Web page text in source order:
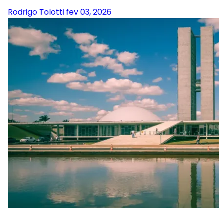
Rodrigo Tolotti fev 03, 2026